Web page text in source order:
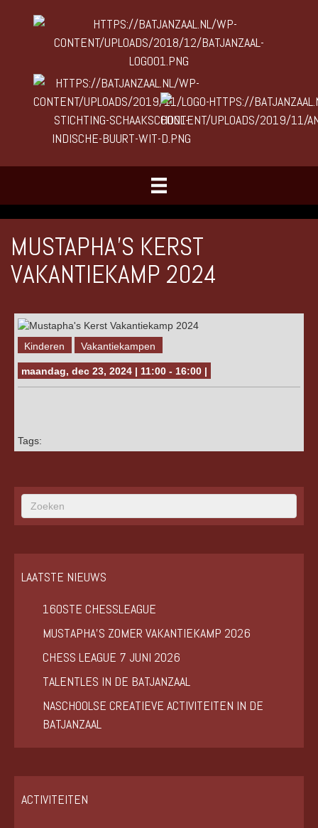
MUSTAPHA’S KERST
VAKANTIEKAMP 2024
Kinderen Vakantiekampen
maandag, dec 23, 2024 | 11:00 - 16:00 |
Tags:
LAATSTE NIEUWS
160STE CHESSLEAGUE
MUSTAPHA’S ZOMER VAKANTIEKAMP 2026
CHESS LEAGUE 7 JUNI 2026
TALENTLES IN DE BATJANZAAL
NASCHOOLSE CREATIEVE ACTIVITEITEN IN DE
BATJANZAAL
ACTIVITEITEN